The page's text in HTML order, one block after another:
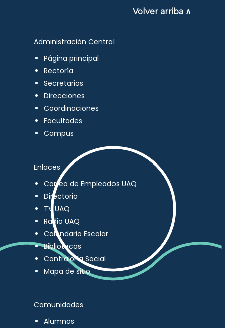
Volver arriba ∧
Administración Central
Página principal
Rectoría
Secretarios
Direcciones
Coordinaciones
Facultades
Campus
Enlaces
Correo de Empleados UAQ
Directorio
TV UAQ
Radio UAQ
Calendario Escolar
Bibliotecas
Contraloría Social
Mapa de sitio
Comunidades
Alumnos